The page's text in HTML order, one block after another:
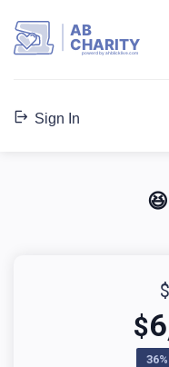
AB
CHARITY
powerd by ahblicklive.com
Sign In
$
36%